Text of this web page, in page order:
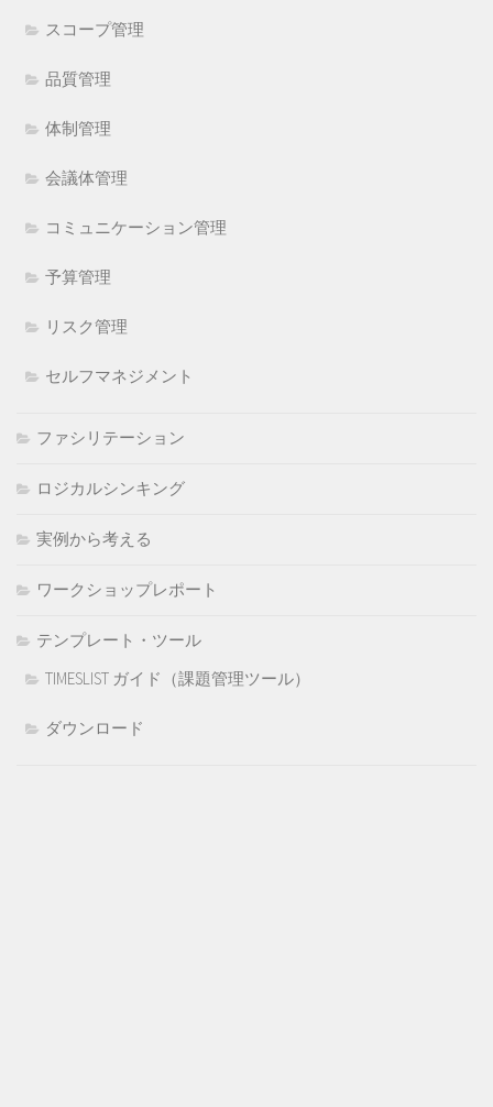
スコープ管理
品質管理
体制管理
会議体管理
コミュニケーション管理
予算管理
リスク管理
セルフマネジメント
ファシリテーション
ロジカルシンキング
実例から考える
ワークショップレポート
テンプレート・ツール
TIMESLIST ガイド（課題管理ツール）
ダウンロード